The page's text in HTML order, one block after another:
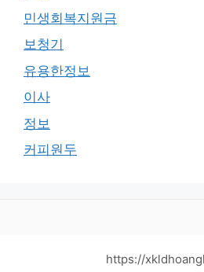
민생회복지원금
보청기
유용한정보
이사
정보
커피원두
https://